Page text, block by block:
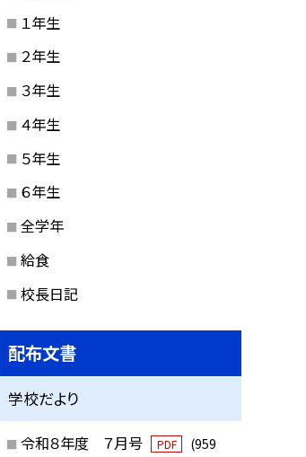
１年生
２年生
３年生
４年生
５年生
６年生
全学年
給食
校長日記
配布文書
学校だより
令和８年度 ７月号 PDF
(959